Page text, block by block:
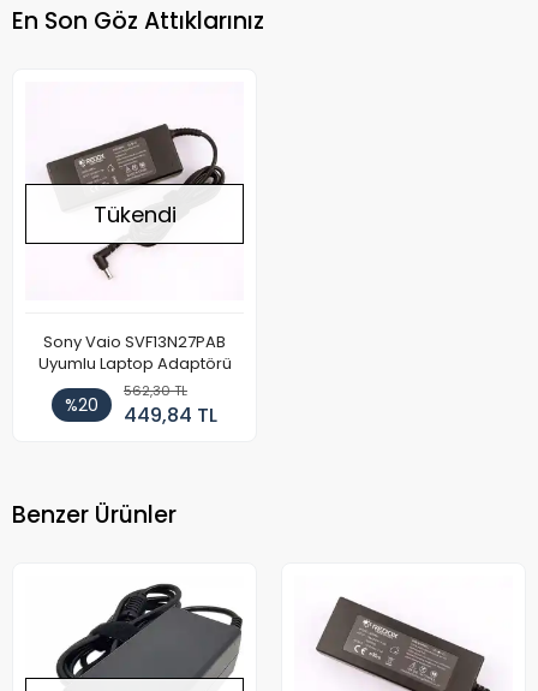
En Son Göz Attıklarınız
Tükendi
Sony Vaio SVF13N27PAB
Uyumlu Laptop Adaptörü
%20
562,30 TL
449,84 TL
Benzer Ürünler